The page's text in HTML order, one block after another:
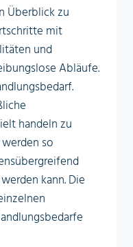
Überblick zu
mit
und
Abläufe.
handeln zu
so
kann. Die